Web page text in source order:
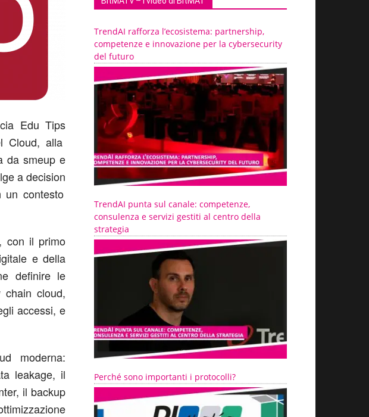
EduTips
Cloud, alla
da smeupe
adecision
un contesto
con il primo
e della
definire le
chain cloud,
accessi, e
moderna:
leakage, il
il backup
TrendAI rafforza l’ecosistema: partnership,
competenze e innovazione per la cybersecurity
del futuro
TrendAI punta sul canale: competenze,
consulenza e servizi gestiti al centro della
strategia
Perché sono importanti i protocolli?